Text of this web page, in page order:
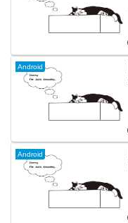
Android
Android